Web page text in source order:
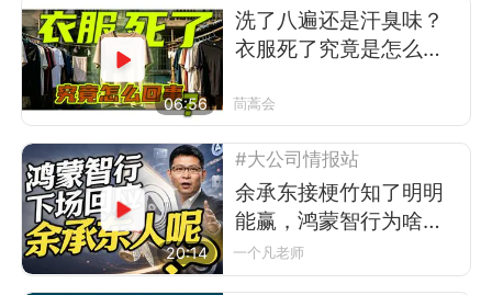
06:56
洗了八遍还是汗臭味？
衣服死了究竟是怎么回
茼蒿会
20:14
#大公司情报站
余承东接梗竹知了明明
能赢，鸿蒙智行为啥不
让？
一个凡老师